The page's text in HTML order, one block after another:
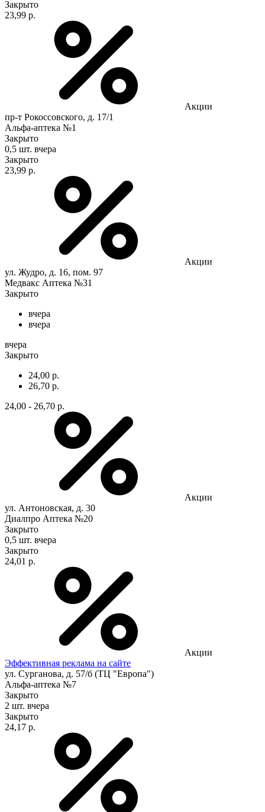
Закрыто
23,99 р.
Акции
пр-т Рокоссовского, д. 17/1
Альфа-аптека №1
Закрыто
0,5 шт. вчера
Закрыто
23,99 р.
Акции
ул. Жудро, д. 16, пом. 97
Медвакс Аптека №31
Закрыто
вчера
вчера
вчера
Закрыто
24,00 р.
26,70 р.
24,00 - 26,70 р.
Акции
ул. Антоновская, д. 30
Диалпро Аптека №20
Закрыто
0,5 шт. вчера
Закрыто
24,01 р.
Акции
Эффективная реклама на сайте
ул. Сурганова, д. 57/б (ТЦ "Европа")
Альфа-аптека №7
Закрыто
2 шт. вчера
Закрыто
24,17 р.